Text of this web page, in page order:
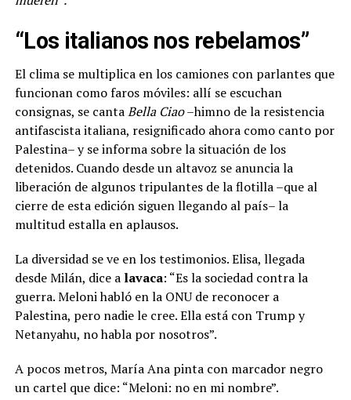
“Los italianos nos rebelamos”
El clima se multiplica en los camiones con parlantes que
funcionan como faros móviles: allí se escuchan
consignas, se cantaBella Ciao–himno de la resistencia
antifascista italiana, resignificado ahora como canto por
Palestina– y se informa sobre la situación de los
detenidos. Cuando desde un altavoz se anuncia la
liberación de algunos tripulantes de la flotilla –que al
cierre de esta edición siguen llegando al país– la
multitud estalla en aplausos.
La diversidad se ve en los testimonios. Elisa, llegada
desde Milán, dice a lavaca: “Es la sociedad contra la
guerra. Meloni habló en la ONU de reconocer a
Palestina, pero nadie le cree. Ella está con Trump y
Netanyahu, no habla por nosotros”.
A pocos metros, María Ana pinta con marcador negro
un cartel que dice: “Meloni: no en mi nombre”.